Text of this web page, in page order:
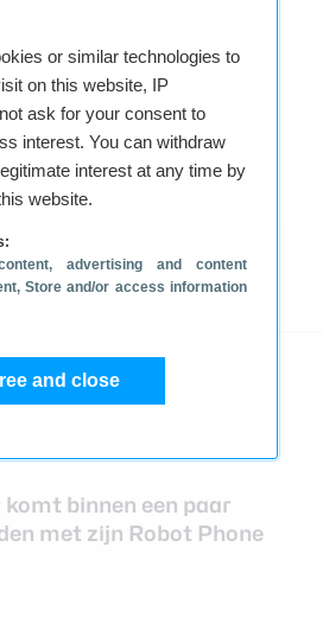
or similar technologies to
on this website, IP
ask for your consent to
interest. You can withdraw
interest at any time by
website.
advertising and content
, Store and/or access information
and close
2020
komt binnen een paar
met zijn Robot Phone